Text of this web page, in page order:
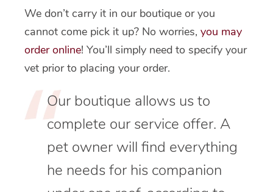
We don’t carry it in our boutique or you
cannot come pick it up? No worries, you may
order online! You’ll simply need to specify your
vet prior to placing your order.
Our boutique allows us to
complete our service offer. A
pet owner will find everything
he needs for his companion